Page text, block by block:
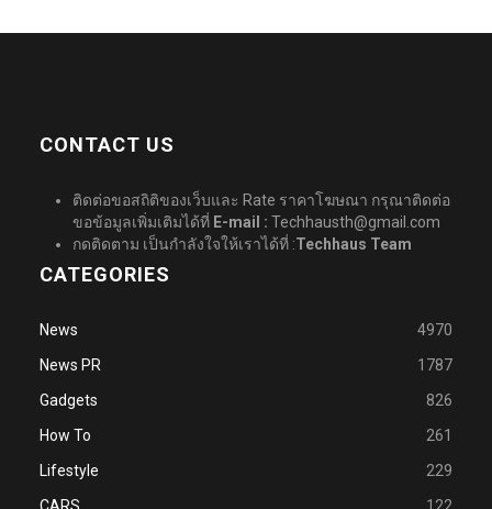
CONTACT US
ติดต่อขอสถิติของเว็บและ Rate ราคาโฆษณา กรุณาติดต่อ
ขอข้อมูลเพิ่มเติมได้ที่ E-mail : Techhausth@gmail.com
กดติดตาม เป็นกำลังใจให้เราได้ที่ :Techhaus Team
CATEGORIES
News
4970
News PR
1787
Gadgets
826
How To
261
Lifestyle
229